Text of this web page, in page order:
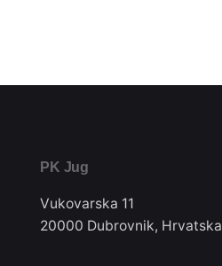
PK Jug
Vukovarska 11
20000 Dubrovnik, Hrvatska